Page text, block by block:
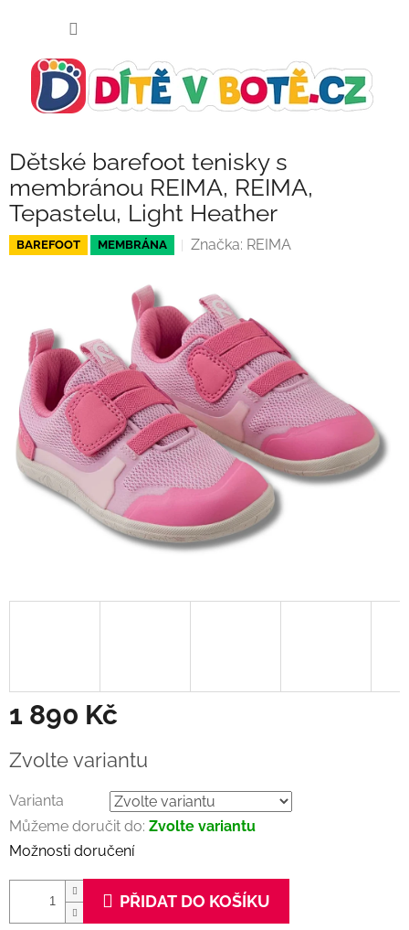
Dětské barefoot tenisky s
membránou REIMA, REIMA,
Tepastelu, Light Heather
BAREFOOT MEMBRÁNA Značka: REIMA
1 890 Kč
cena:
Zvolte variantu
Varianta
Můžeme doručit do: Zvolte variantu
Možnosti doručení
PŘIDAT DO KOŠÍKU